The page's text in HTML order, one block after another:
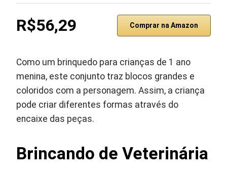
R$56,29 Comprar na Amazon
Como um brinquedo para crianças de 1 ano
menina, este conjunto traz blocos grandes e
coloridos com a personagem. Assim, a criança
pode criar diferentes formas através do
encaixe das peças.
Brincando de Veterinária